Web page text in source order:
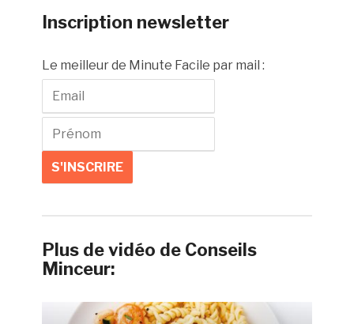
Inscription newsletter
Le meilleur de Minute Facile par mail :
Plus de vidéo de Conseils
Minceur: